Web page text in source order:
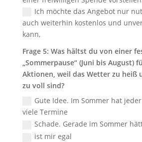
Ich möchte das Angebot nur
auch weiterhin kostenlos und
kann,
Frage 5: Was hältst du von einer
„Sommerpause“ (Juni bis August)
Aktionen, weil das Wetter zu heiß
zu voll sind?
Gute Idee. Im Sommer hat
viele Termine
Schade. Gerade im Sommer
ist mir egal